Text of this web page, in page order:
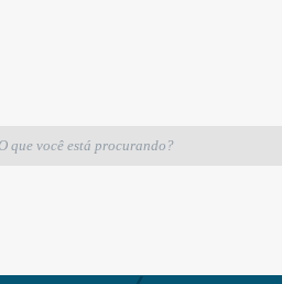
X 80cm c/ 2 unidades